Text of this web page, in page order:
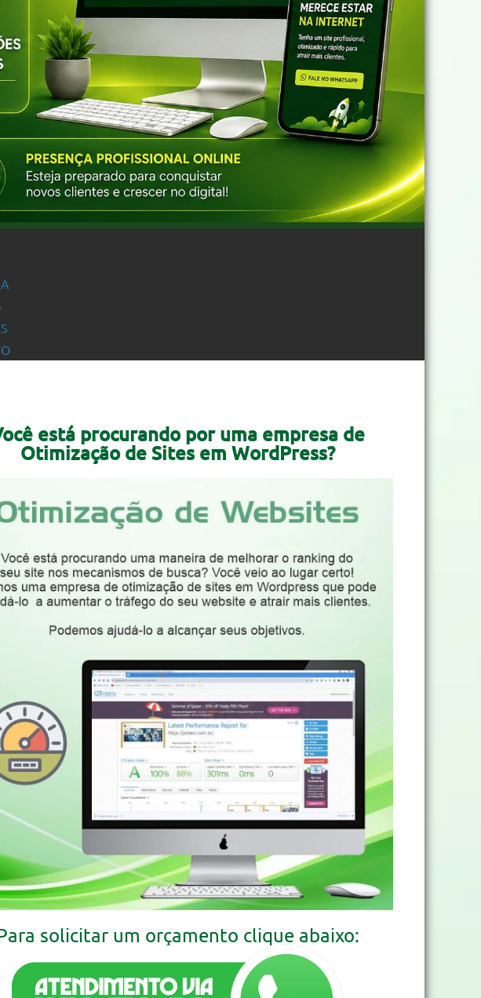
está procurando por uma empresa de
Otimização de Sites em WordPress?
solicitar um orçamento clique abaixo: